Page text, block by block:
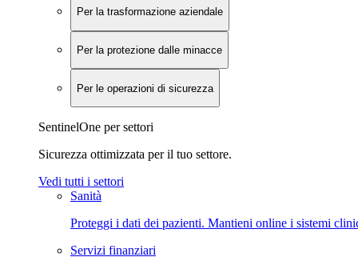
Per la trasformazione aziendale
Per la protezione dalle minacce
Per le operazioni di sicurezza
SentinelOne per settori
Sicurezza ottimizzata per il tuo settore.
Vedi tutti i settori
Sanità
Proteggi i dati dei pazienti. Mantieni online i sistemi
Servizi finanziari